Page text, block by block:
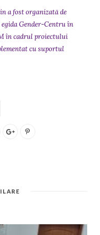
a fost organizată de
Gender-Centru în
în cadrul proiectului
cu suportul